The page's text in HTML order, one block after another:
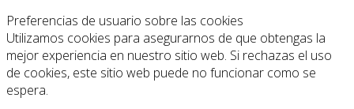
Preferencias de usuario sobre las cookies
Utilizamos cookies para asegurarnos de que obtengas la
mejor experiencia en nuestro sitio web. Si rechazas el uso
de cookies, este sitio web puede no funcionar como se
espera.